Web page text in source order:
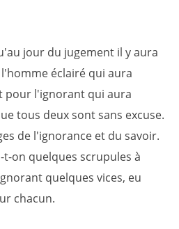
jour du jugement il y aura
éclairé qui aura
pour l'ignorant qui aura
tous deux sont sans excuse.
de l'ignorance et du savoir.
on quelques scrupules à
quelques vices, eu
chacun.